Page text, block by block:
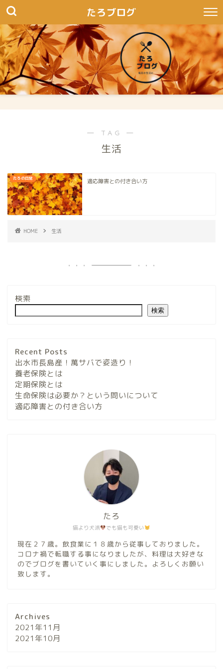
たろブログ
― TAG ―
生活
たろの日常 適応障害との付き合い方
HOME 生活
検索
検索
Recent Posts
出水市長島産！萬サバで姿造り！
養老保険とは
定期保険とは
生命保険は必要か？という問いについて
適応障害との付き合い方
猫より犬派 でも猫も可愛い
たろ
現在２７歳。飲食業に１８歳から従事しておりました。
コロナ禍で転職する事になりましたが、料理は大好きな
のでブログを書いていく事にしました。よろしくお願い
致します。
Archives
2021年11月
2021年10月